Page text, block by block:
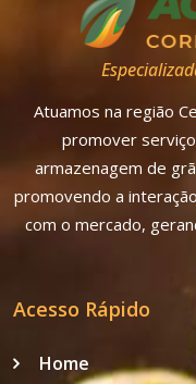
Atuamos na região
promover
armazenagem de
promovendo a
com o mercado,
Acesso Rápido
Home